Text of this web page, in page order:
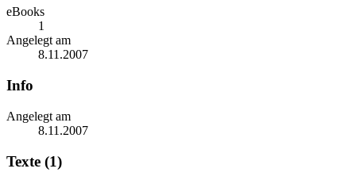
eBooks
1
Angelegt am
8.11.2007
Info
Angelegt am
8.11.2007
Texte (1)